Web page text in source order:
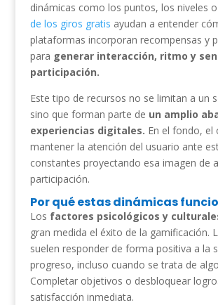
dinámicas como los puntos, los niveles
de los giros gratis ayudan a entender
plataformas incorporan recompensas y
para generar interacción, ritmo y
participación.
Este tipo de recursos no se limitan a un
sino que forman parte de un amplio
experiencias digitales. En el fondo, el
mantener la atención del usuario ante
constantes proyectando esa imagen de
participación.
Por qué estas dinámicas
Los factores psicológicos y
gran medida el éxito de la gamificación.
suelen responder de forma positiva a la
progreso, incluso cuando se trata de
Completar objetivos o desbloquear
satisfacción inmediata.